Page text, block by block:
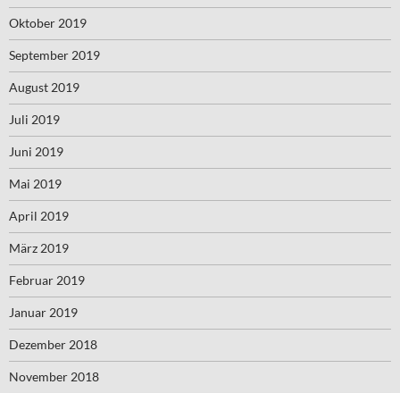
Oktober 2019
September 2019
August 2019
Juli 2019
Juni 2019
Mai 2019
April 2019
März 2019
Februar 2019
Januar 2019
Dezember 2018
November 2018